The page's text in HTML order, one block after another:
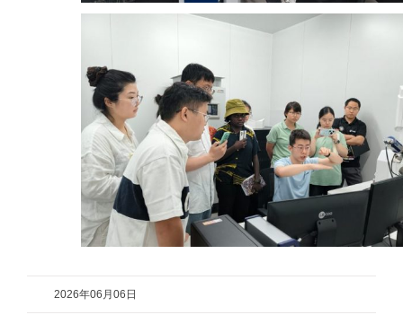
2026年06月06日